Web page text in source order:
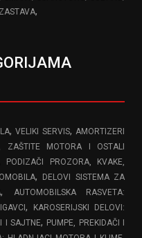
ZASTAVA,
,VELIKI SERVIS,AMORTIZERI
ZAŠTITE MOTORA I OSTALI
PODIZAČI PROZORA, KVAKE,
,
DELOVI SISTEMA ZA
,
AUTOMOBILSKA RASVETA:
,
KAROSERIJSKI DELOVI:
I SAJTNE, PUMPE, PREKIDAČI I